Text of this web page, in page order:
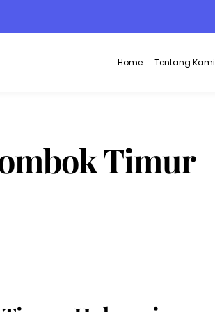
Home Tentang Kami
Timur